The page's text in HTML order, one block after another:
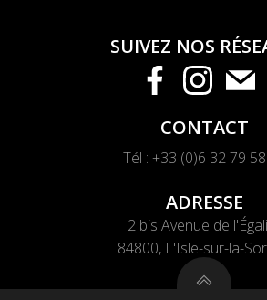
SUIVEZ NOS
CONTACT
Tél : +33 (0)6 32 79
ADRESSE
2 bis Avenue de
84800, L'Isle-sur-la-